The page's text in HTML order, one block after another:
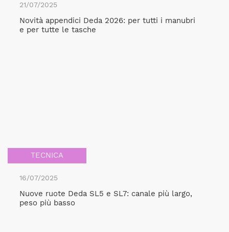
21/07/2025
Novità appendici Deda 2026: per tutti i manubri
e per tutte le tasche
TECNICA
16/07/2025
Nuove ruote Deda SL5 e SL7: canale più largo,
peso più basso